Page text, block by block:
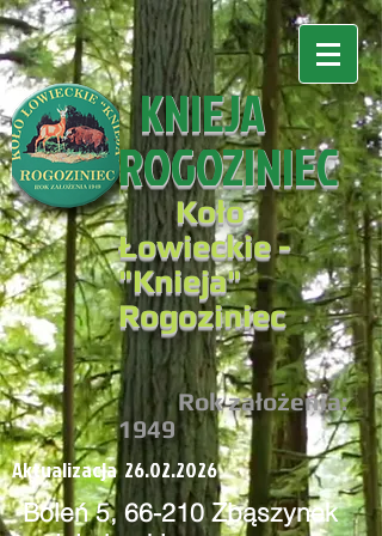
KNIEJA
ROGOZINIEC
Koło
Łowieckie -
"Knieja"
Rogoziniec
Rok założenia:
1949
Aktualizacja 26.02.2026
Boleń 5, 66-210 Zbąszynek